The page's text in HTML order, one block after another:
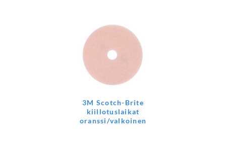
3M Scotch-Brite
kiillotuslaikat
oranssi/valkoinen